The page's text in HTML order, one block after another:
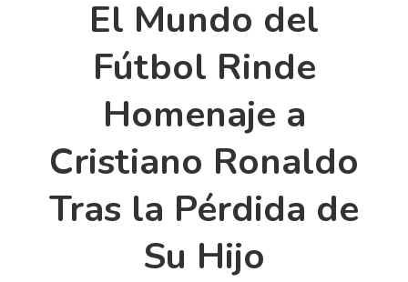
El Mundo del
Fútbol Rinde
Homenaje a
Cristiano Ronaldo
Tras la Pérdida de
Su Hijo